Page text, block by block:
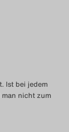
Ist bei jedem
nicht zum